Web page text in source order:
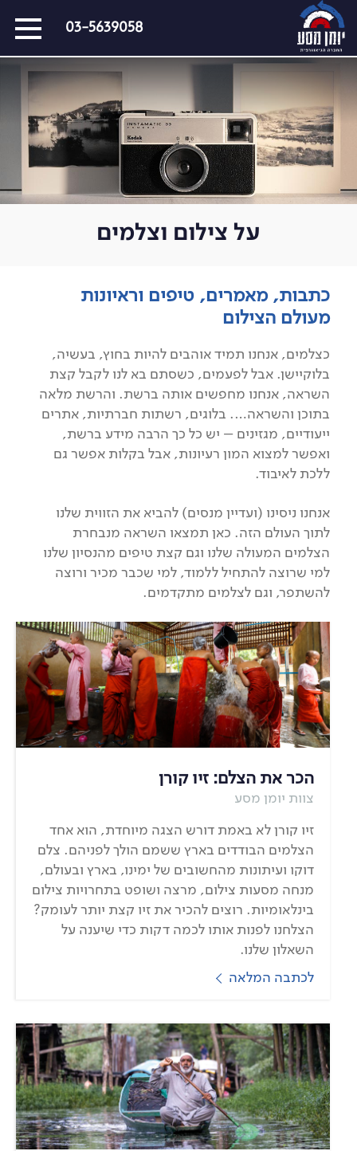
דלג
על
התפריט
03-5639058
כל המסעות הקרובים
מסעות שייט
הפרויקטים החברתיים שלנו
סיפורים מבעד לעדשה
כתבו עלינו
על צילום וצלמים
על צילום וצלמים
כתבות, מאמרים, טיפים וראיונות
מעולם הצילום
כצלמים, אנחנו תמיד אוהבים להיות בחוץ, בעשיה,
בלוקיישן. אבל לפעמים, כשסתם בא לנו לקבל קצת
השראה, אנחנו מחפשים אותה ברשת. והרשת מלאה
בתוכן והשראה…. בלוגים, רשתות חברתיות, אתרים
ייעודיים, מגזינים – יש כל כך הרבה מידע ברשת,
ואפשר למצוא המון רעיונות, אבל בקלות אפשר גם
ללכת לאיבוד.
אנחנו ניסינו (ועדיין מנסים) להביא את הזווית שלנו
לתוך העולם הזה. כאן תמצאו השראה מנבחרת
הצלמים המעולה שלנו וגם קצת טיפים מהנסיון שלנו
למי שרוצה להתחיל ללמוד, למי שכבר מכיר ורוצה
להשתפר, וגם לצלמים מתקדמים.
הכר את הצלם: זיו קורן
צוות יומן מסע
זיו קורן לא באמת דורש הצגה מיוחדת, הוא אחד
הצלמים הבודדים בארץ ששמם הולך לפניהם. צלם
דוקו ועיתונות מהחשובים של ימינו, בארץ ובעולם,
מנחה מסעות צילום, מרצה ושופט בתחרויות צילום
בינלאומיות. רוצים להכיר את זיו קצת יותר לעומק?
הצלחנו לפנות אותו לכמה דקות כדי שיענה על
השאלון שלנו.
לכתבה המלאה